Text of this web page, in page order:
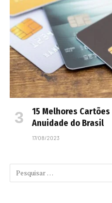
15 Melhores
Anuidade do Brasil
17/08/2023